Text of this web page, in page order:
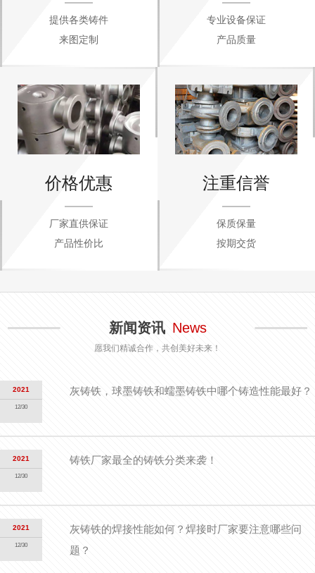
提供各类铸件
来图定制
专业设备保证
产品质量
价格优惠
厂家直供保证
产品性价比
注重信誉
保质保量
按期交货
新闻资讯 News
愿我们精诚合作，共创美好未来！
2021
12/30
灰铸铁，球墨铸铁和蠕墨铸铁中哪个铸造性能最好？
2021
12/30
铸铁厂家最全的铸铁分类来袭！
2021
12/30
灰铸铁的焊接性能如何？焊接时厂家要注意哪些问
题？